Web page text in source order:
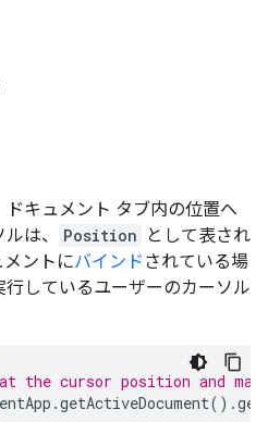
キュメント タブ内の位置へ
は、
Position
として表され
メントにバインド されている場
しているユーザーのカーソル
the cursor position and
.getActiveDocument().